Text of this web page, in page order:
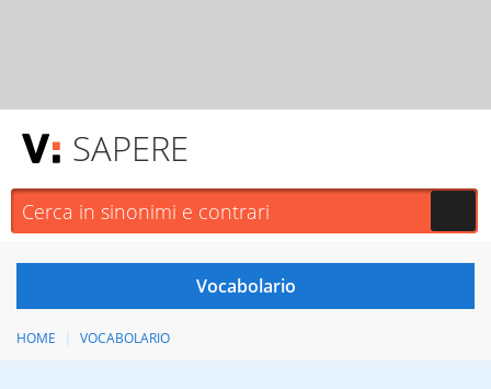
SAPERE
HOME VOCABOLARIO